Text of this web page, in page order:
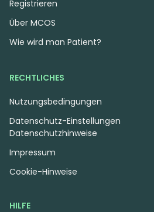
Apollo 22/1 RKS
Chocolate Mint OG 2.0
4,3(17)
THC:22,6%
Ab 4,29 €
Registrieren
Über MCOS
Wie wird man Patient?
HILFE
RECHTLICHES
Nutzungsbedingungen
Datenschutzhinweise
Impressum
Cookie-Hinweise
Datenschutz-Einstellungen